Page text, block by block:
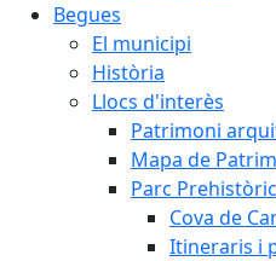
Begues
El municipi
Història
Llocs d'interès
Patrimoni
Mapa de
Parc
Cova de
Itineraris i